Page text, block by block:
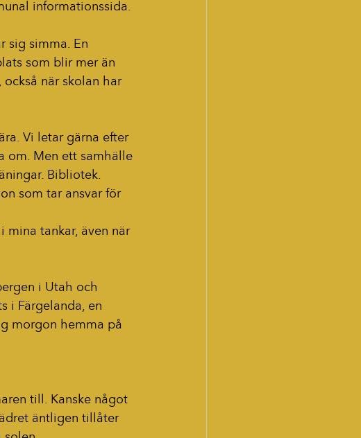
informationssida.
sig simma. En
som blir mer än
när skolan har
Vi letar gärna efter
om. Men ett samhälle
Bibliotek.
som tar ansvar för
mina tankar, även när
i Utah och
i Färgelanda, en
morgon hemma på
till. Kanske något
äntligen tillåter